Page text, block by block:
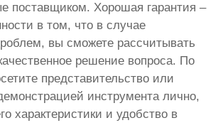
поставщиком. Хорошая гарантия –
в том, что в случае
вы сможете рассчитывать
решение вопроса. По
представительство или
инструмента лично,
характеристики и удобство в